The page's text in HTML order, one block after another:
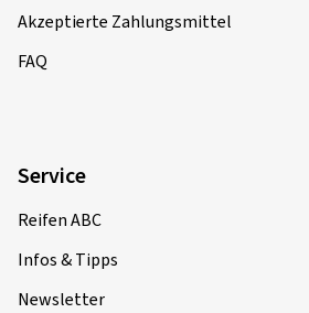
Akzeptierte Zahlungsmittel
FAQ
Service
Reifen ABC
Infos & Tipps
Newsletter